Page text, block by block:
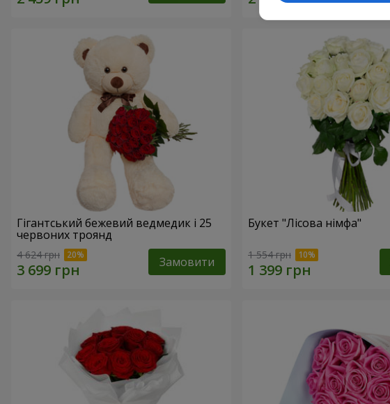
Гігантський бежевий ведмедик і 25
червоних троянд
4 624 грн Замовити
Букет "Лісова німфа"
1 554 грн